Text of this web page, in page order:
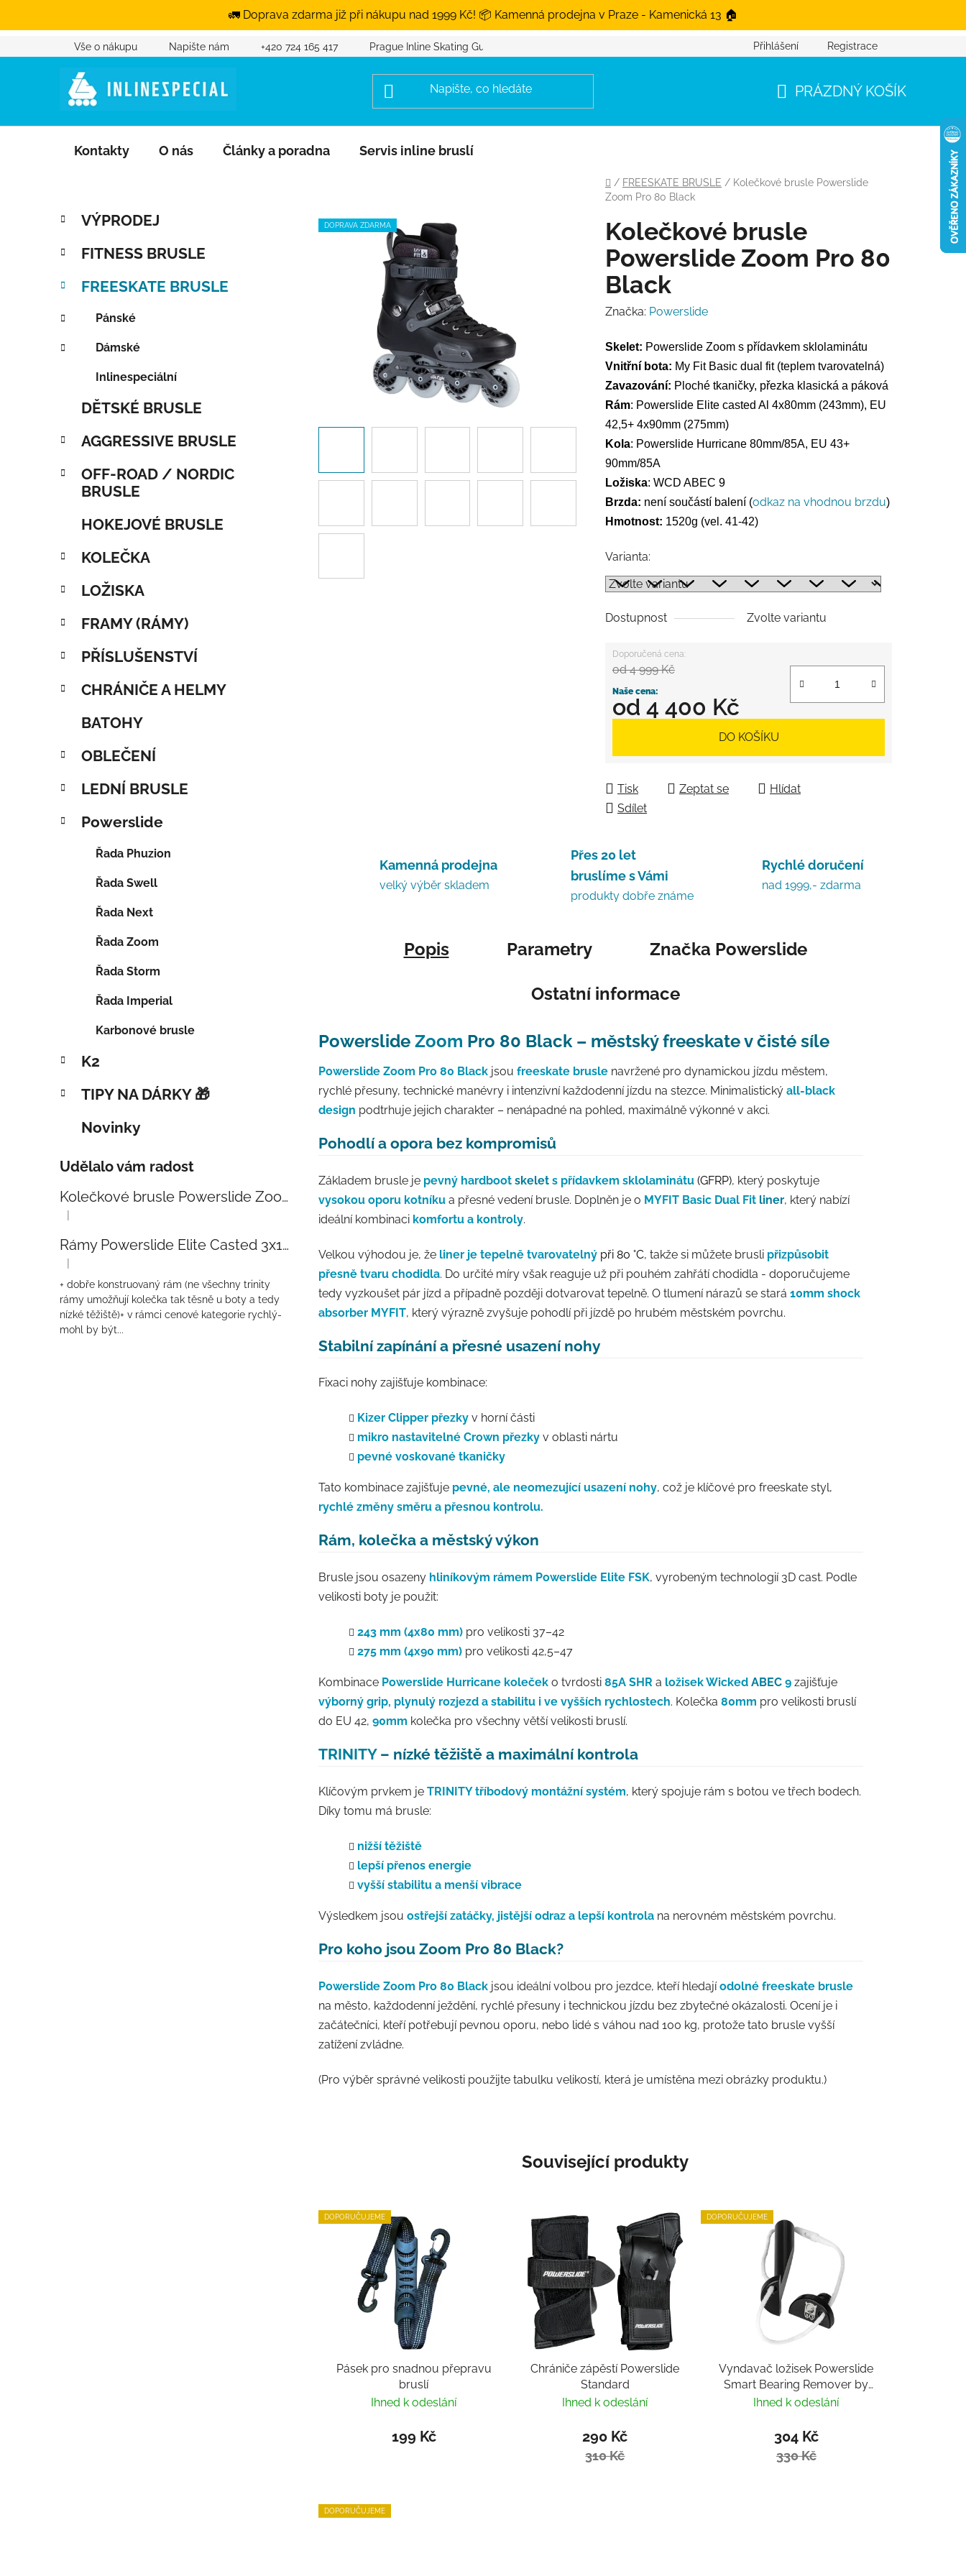
🚛 Doprava zdarma již při nákupu nad 1999 Kč! 📦 Kamenná prodejna v Praze - Kamenická 13 🏠
Přejít na obsah
Vše o nákupu Napište nám +420 724 165 417 Prague Inline Skating Guide Přihlášení Registrace
PRÁZDNÝ KOŠÍK
Kontakty O nás Články a poradna Servis inline bruslí
Domů
/ FREESKATE BRUSLE / Kolečkové brusle Powerslide
Zoom Pro 80 Black
Postranní panel
Přeskočit kategorie
Kategorie
VÝPRODEJ
FITNESS BRUSLE
FREESKATE BRUSLE
Pánské
Dámské
Inlinespeciální
DĚTSKÉ BRUSLE
AGGRESSIVE BRUSLE
OFF-ROAD / NORDIC
BRUSLE
HOKEJOVÉ BRUSLE
KOLEČKA
LOŽISKA
FRAMY (RÁMY)
PŘÍSLUŠENSTVÍ
CHRÁNIČE A HELMY
BATOHY
OBLEČENÍ
LEDNÍ BRUSLE
Powerslide
Řada Phuzion
Řada Swell
Řada Next
Řada Zoom
Řada Storm
Řada Imperial
Karbonové brusle
K2
TIPY NA DÁRKY 🎁
Novinky
Udělalo vám radost
Kolečkové brusle Powerslide Zoom Baby Blue 80
Hodnocení produktu je 5 z 5 hvězdiček.
|
Rámy Powerslide Elite Casted 3x110 Trinity 270mm
Hodnocení produktu je 4 z 5 hvězdiček.
|
+ dobře konstruovaný rám (ne všechny trinity
rámy umožňují kolečka tak těsně u boty a tedy
nízké těžiště)+ v rámci cenové kategorie rychlý-
mohl by být...
Kolečkové brusle
Powerslide Zoom Pro 80
Black
Značka: Powerslide
Skelet: Powerslide Zoom s přídavkem sklolaminátu
Vnitřní bota: My Fit Basic dual fit(teplem tvarovatelná)
Zavazování: Ploché tkaničky, přezka klasická a páková
Rám: Powerslide Elite casted Al 4x80mm (243mm), EU
42,5+ 4x90mm (275mm)
Kola: Powerslide Hurricane 80mm/85A, EU 43+
90mm/85A
Ložiska: WCD ABEC 9
Brzda: není součástí balení (odkaz na vhodnou brzdu)
Hmotnost: 1520g (vel. 41-42)
Varianta:
Dostupnost Zvolte variantu
od 4 999 Kč
od 4 400 Kč
DO KOŠÍKU
Tisk Zeptat se
Hlídat
Sdílet
DOPRAVA ZDARMA
Kamenná prodejna
velký výběr skladem
Přes 20 let
bruslíme s Vámi
produkty dobře známe
Rychlé doručení
nad 1999,- zdarma
Popis Parametry Značka Powerslide
Ostatní informace
Powerslide Zoom Pro 80 Black – městský freeskate v čisté síle
Powerslide Zoom Pro 80 Black jsou freeskate brusle navržené pro dynamickou jízdu městem,
rychlé přesuny, technické manévry i intenzivní každodenní jízdu na stezce. Minimalistický all-black
design podtrhuje jejich charakter – nenápadné na pohled, maximálně výkonné v akci.
Pohodlí a opora bez kompromisů
Základem brusle je pevný hardboot skelet s přídavkem sklolaminátu (GFRP), který poskytuje
vysokou oporu kotníku a přesné vedení brusle. Doplněn je o MYFIT Basic Dual Fit liner, který nabízí
ideální kombinaci komfortu a kontroly.
Velkou výhodou je, že liner je tepelně tvarovatelný při 80 °C, takže si můžete brusli přizpůsobit
přesně tvaru chodidla. Do určité míry však reaguje už při pouhém zahřátí chodidla - doporučujeme
tedy vyzkoušet pár jízd a případně později dotvarovat tepelně. O tlumení nárazů se stará 10mm shock
absorber MYFIT, který výrazně zvyšuje pohodlí při jízdě po hrubém městském povrchu.
Stabilní zapínání a přesné usazení nohy
Fixaci nohy zajišťuje kombinace:
Kizer Clipper přezky v horní části
mikro nastavitelné Crown přezky v oblasti nártu
pevné voskované tkaničky
Tato kombinace zajišťuje pevné, ale neomezující usazení nohy, což je klíčové pro freeskate styl,
rychlé změny směru a přesnou kontrolu.
Rám, kolečka a městský výkon
Brusle jsou osazeny hliníkovým rámem Powerslide Elite FSK, vyrobeným technologií 3D cast. Podle
velikosti boty je použit:
243 mm (4x80 mm) pro velikosti 37–42
275 mm (4x90 mm) pro velikosti 42,5–47
Kombinace Powerslide Hurricane koleček o tvrdosti 85A SHR a ložisek Wicked ABEC 9 zajišťuje
výborný grip, plynulý rozjezd a stabilitu i ve vyšších rychlostech. Kolečka 80mm pro velikosti bruslí
do EU 42, 90mm kolečka pro všechny větší velikosti bruslí.
TRINITY– nízké těžiště a maximální kontrola
Klíčovým prvkem je TRINITY tříbodový montážní systém, který spojuje rám s botou ve třech bodech.
Díky tomu má brusle:
nižší těžiště
lepší přenos energie
vyšší stabilitu a menší vibrace
Výsledkem jsou ostřejší zatáčky, jistější odraz a lepší kontrola na nerovném městském povrchu.
Pro koho jsou Zoom Pro 80 Black?
Powerslide Zoom Pro 80 Black jsou ideální volbou pro jezdce, kteří hledajíodolné freeskate brusle
na město, každodenní ježdění, rychlé přesuny i technickou jízdu bez zbytečné okázalosti. Ocení je i
začátečníci, kteří potřebují pevnou oporu, nebo lidé s váhou nad 100 kg, protože tato brusle vyšší
zatížení zvládne.
(Pro výběr správné velikosti použijte tabulku velikostí, která je umístěna mezi obrázky produktu.)
Související produkty
DOPORUČUJEME
Pásek pro snadnou přepravu
bruslí
Ihned k odeslání
199 Kč
Chrániče zápěstí Powerslide
Standard
Ihned k odeslání
290 Kč
310 Kč
DOPORUČUJEME
Vyndavač ložisek Powerslide
Smart Bearing Remover by
Villy
Ihned k odeslání
304 Kč
330 Kč
DOPORUČUJEME